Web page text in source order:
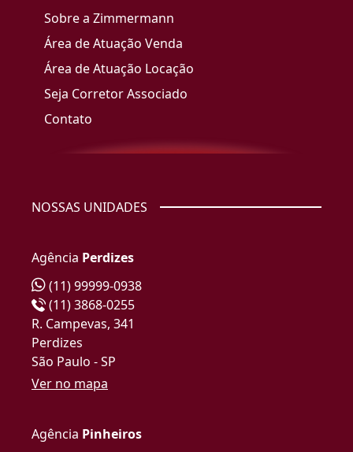
Sobre a Zimmermann
Área de Atuação Venda
Área de Atuação Locação
Seja Corretor Associado
Contato
NOSSAS UNIDADES
Agência Perdizes
(11) 99999-0938
(11) 3868-0255
R. Campevas, 341
Perdizes
São Paulo - SP
Ver no mapa
Agência Pinheiros